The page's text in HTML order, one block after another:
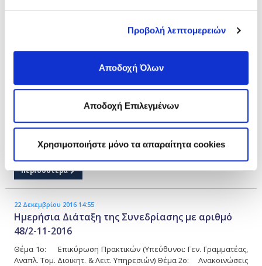
Προβολή λεπτομερειών
Αποδοχή Όλων
Αποδοχή Επιλεγμένων
Χρησιμοποιήστε μόνο τα απαραίτητα cookies
Ημερήσια Διάταξη της Συνεδρίασης με αριθμό
κ. Προέδρου 2.1 Απολογισμός Δικασίμων μηνός Οκτωβρίου 2016
Τομεάρχης Οικονομικού, Υπεύθυνος: Τομεάρχης Οικονομικού)
Θέμα 4ο: Θέματα Υγείας και Περίθαλψης 4.1 Ειδικά θέματα ΤΥΠ
Αθηνών (Εισηγητές: Πρόεδρος ΤΥΠ και Επιτροπή ΤΥΠ, Υπεύθυνος:
Τομεάρχης ΤΥΠ) 4.2 Έγκριση Δαπανών Κλάδου Υγείας Αθηνών
νοσοκομείων …
Περισσότερα
22 Δεκεμβρίου 2016 14:55
Ημερήσια Διάταξη της Συνεδρίασης με αριθμό
48/2-11-2016
Θέμα 1ο: Επικύρωση Πρακτικών (Υπεύθυνοι: Γεν. Γραμματέας,
Αναπλ. Τομ. Διοικητ. & Λειτ. Υπηρεσιών) Θέμα 2ο: Ανακοινώσεις